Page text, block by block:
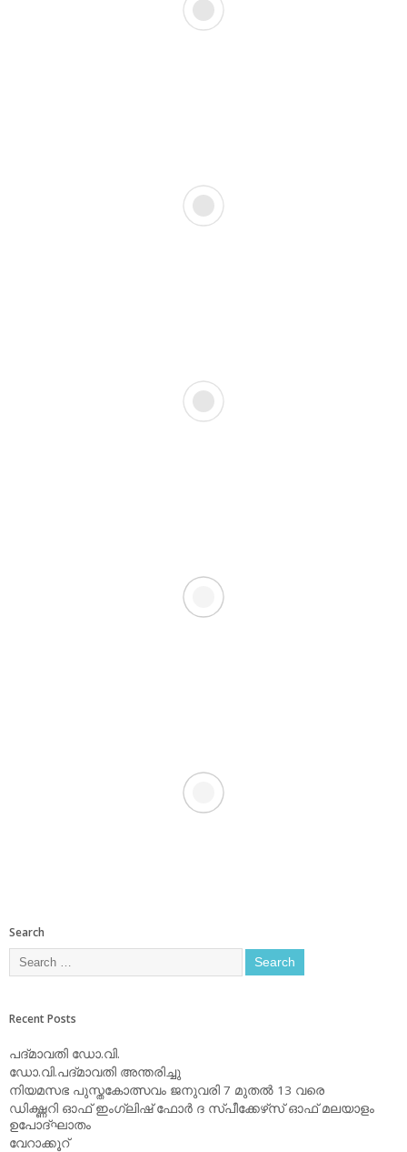
Search
Recent Posts
പദ്മാവതി ഡോ.വി.
ഡോ.വി.പദ്മാവതി അന്തരിച്ചു
നിയമസഭ പുസ്തകോത്സവം ജനുവരി 7 മുതല്‍ 13 വരെ
ഡിക്ഷ്ണറി ഓഫ് ഇംഗ്ലിഷ് ഫോര്‍ ദ സ്പീക്കേഴ്‌സ് ഓഫ് മലയാളം
ഉപോദ്ഘാതം
വേറാക്കൂറ്